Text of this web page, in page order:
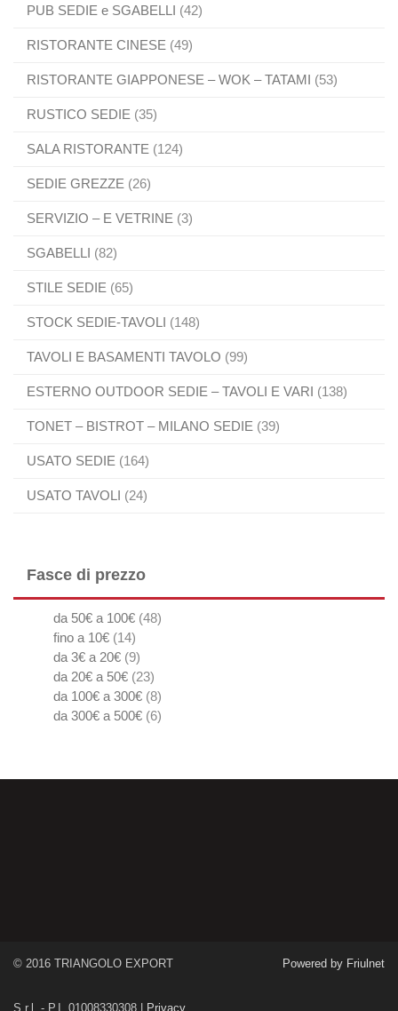
PUB SEDIE e SGABELLI (42)
RISTORANTE CINESE (49)
RISTORANTE GIAPPONESE – WOK – TATAMI (53)
RUSTICO SEDIE (35)
SALA RISTORANTE (124)
SEDIE GREZZE (26)
SERVIZIO – E VETRINE (3)
SGABELLI (82)
STILE SEDIE (65)
STOCK SEDIE-TAVOLI (148)
TAVOLI E BASAMENTI TAVOLO (99)
ESTERNO OUTDOOR SEDIE – TAVOLI E VARI (138)
TONET – BISTROT – MILANO SEDIE (39)
USATO SEDIE (164)
USATO TAVOLI (24)
Fasce di prezzo
da 50€ a 100€ (48)
fino a 10€ (14)
da 3€ a 20€ (9)
da 20€ a 50€ (23)
da 100€ a 300€ (8)
da 300€ a 500€ (6)
© 2016 TRIANGOLO EXPORT
S.r.l. - P.I. 01008330308 | Privacy
Powered by Friulnet